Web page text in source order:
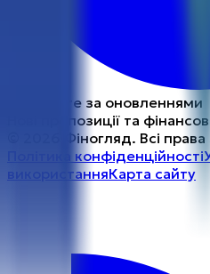
Слідкуйте за оновленнями
Нові пропозиції та
Фіногляд. Всі
Політика конфіденційності
використанняКарта сайту